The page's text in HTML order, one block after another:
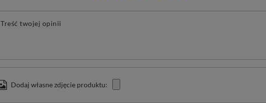
Treść twojej opinii
Dodaj własne zdjęcie produktu: